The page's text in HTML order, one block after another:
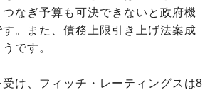
なぎ予算も可決できないと政府機
。また、債務上限引き上げ法案成
です。
け、フィッチ・レーティングスは8